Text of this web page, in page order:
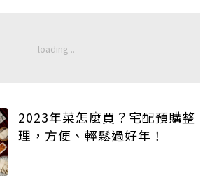
2023年菜怎麼買？宅配預購整
理，方便、輕鬆過好年！